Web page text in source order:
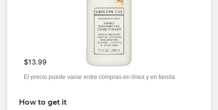
$13.99
El precio puede variar entre compras en línea y en tienda
How to get it